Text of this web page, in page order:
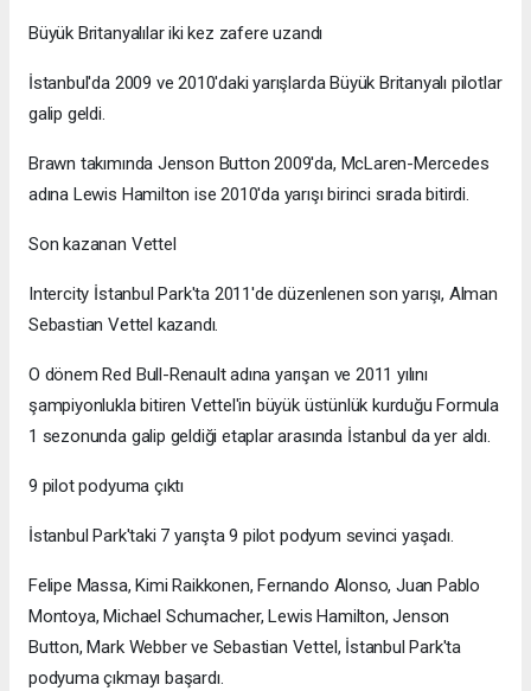
Büyük Britanyalılar iki kez zafere uzandı
İstanbul'da 2009 ve 2010'daki yarışlarda Büyük Britanyalı pilotlar
galip geldi.
Brawn takımında Jenson Button 2009'da, McLaren-Mercedes
adına Lewis Hamilton ise 2010'da yarışı birinci sırada bitirdi.
Son kazanan Vettel
Intercity İstanbul Park'ta 2011'de düzenlenen son yarışı, Alman
Sebastian Vettel kazandı.
O dönem Red Bull-Renault adına yarışan ve 2011 yılını
şampiyonlukla bitiren Vettel'in büyük üstünlük kurduğu Formula
1 sezonunda galip geldiği etaplar arasında İstanbul da yer aldı.
9 pilot podyuma çıktı
İstanbul Park'taki 7 yarışta 9 pilot podyum sevinci yaşadı.
Felipe Massa, Kimi Raikkonen, Fernando Alonso, Juan Pablo
Montoya, Michael Schumacher, Lewis Hamilton, Jenson
Button, Mark Webber ve Sebastian Vettel, İstanbul Park'ta
podyuma çıkmayı başardı.